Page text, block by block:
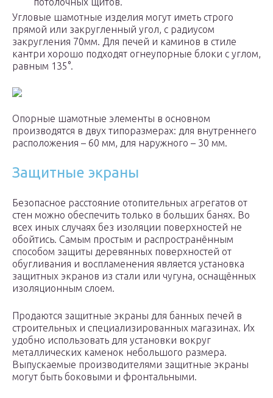
Угловые шамотные изделия могут иметь строго
прямой или закругленный угол, с радиусом
закругления 70мм. Для печей и каминов в стиле
кантри хорошо подходят огнеупорные блоки с углом,
равным 135°.
Опорные шамотные элементы в основном
производятся в двух типоразмерах: для внутреннего
расположения – 60 мм, для наружного – 30 мм.
Защитные экраны
Безопасное расстояние отопительных агрегатов от
стен можно обеспечить только в больших банях. Во
всех иных случаях без изоляции поверхностей не
обойтись. Самым простым и распространённым
способом защиты деревянных поверхностей от
обугливания и воспламенения является установка
защитных экранов из стали или чугуна, оснащённых
изоляционным слоем.
Продаются защитные экраны для банных печей в
строительных и специализированных магазинах. Их
удобно использовать для установки вокруг
металлических каменок небольшого размера.
Выпускаемые производителями защитные экраны
могут быть боковыми и фронтальными.